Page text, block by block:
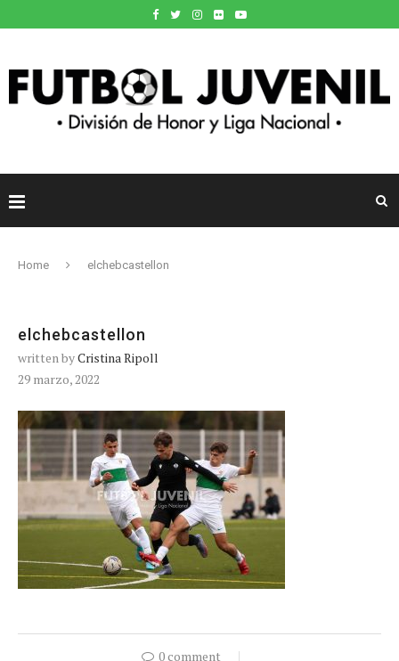
Home elchebcastellon
elchebcastellon
written byCristina Ripoll
29 marzo, 2022
0 comment